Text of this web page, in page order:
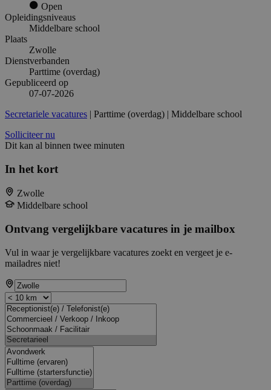
Open
Opleidingsniveaus
Middelbare school
Plaats
Zwolle
Dienstverbanden
Parttime (overdag)
Gepubliceerd op
07-07-2026
Secretariele vacatures | Parttime (overdag) | Middelbare school
Solliciteer nu
Dit kan al binnen twee minuten
In het kort
Zwolle
Middelbare school
Ontvang vergelijkbare vacatures in je mailbox
Vul in waar je vergelijkbare vacatures zoekt en vergeet je e-
mailadres niet!